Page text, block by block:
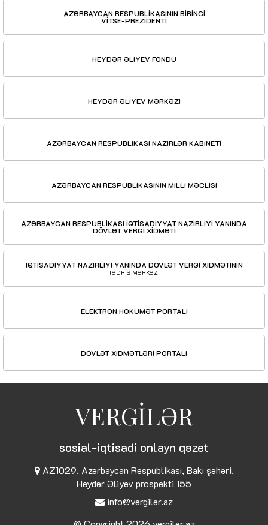
AZƏRBAYCAN RESPUBLİKASININ BİRİNCİ
VİTSE-PREZİDENTİ
HEYDƏR ƏLİYEV FONDU
HEYDƏR ƏLİYEV MƏRKƏZİ
AZƏRBAYCAN RESPUBLİKASI NAZİRLƏR KABİNETİ
AZƏRBAYCAN RESPUBLİKASININ MİLLİ MƏCLİSİ
AZƏRBAYCAN RESPUBLİKASI İQTİSADİYYAT NAZİRLİYİ YANINDA
DÖVLƏT VERGİ XİDMƏTİ
İQTİSADİYYAT NAZİRLİYİ YANINDA DÖVLƏT VERGİ XİDMƏTİNİN
TƏDRİS MƏRKƏZİ
ELEKTRON HÖKUMƏT PORTALI
DÖVLƏT XİDMƏTLƏRİ PORTALI
VERGİLƏR
sosial-iqtisadi onlayn qəzet
AZ1029, Azərbaycan Respublikası, Bakı şəhəri,
Heydər Əliyev prospekti 155
info@vergiler.az